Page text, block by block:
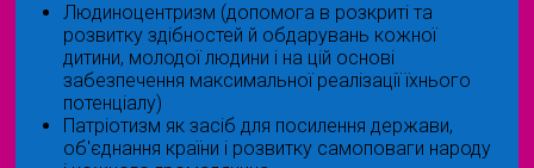
Людиноцентризм (допомога в розкриті та
розвитку здібностей й обдарувань кожної
дитини, молодої людини і на цій основі
забезпечення максимальної реалізації їхнього
потенціалу)
Патріотизм як засіб для посилення держави,
об'єднання країни і розвитку самоповаги народу